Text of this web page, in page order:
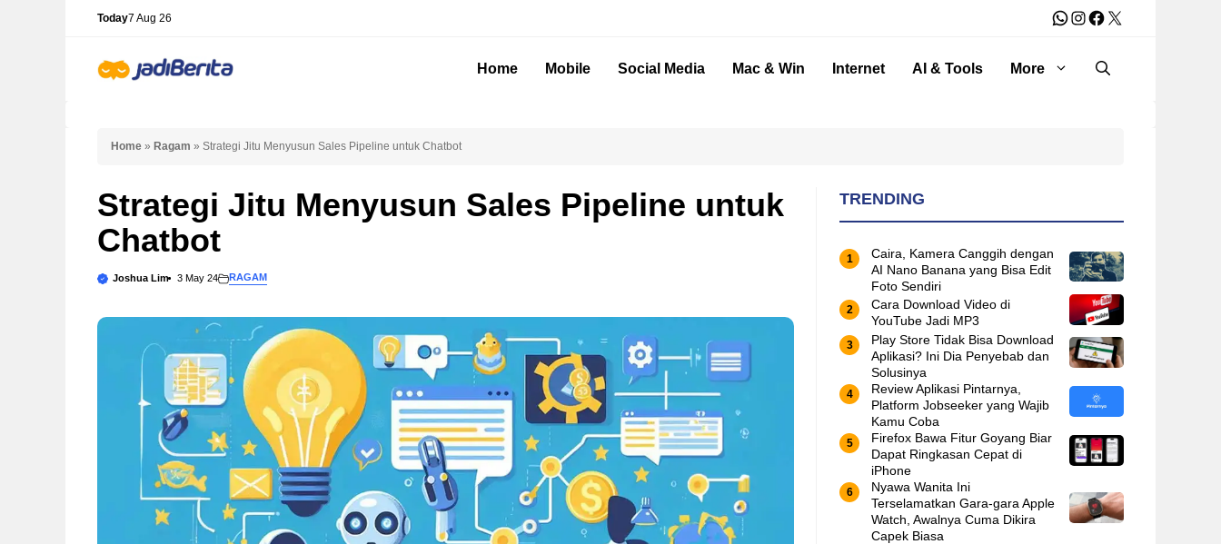
Today7 Aug 26 WhatsApp
Instagram
Facebook
X
Home Mobile Social Media Mac & Win Internet AI & Tools More
Home » Ragam » Strategi Jitu Menyusun Sales Pipeline untuk Chatbot
Strategi Jitu Menyusun Sales Pipeline untuk
Chatbot
Joshua Lim 3 May 24 RAGAM
TRENDING
Caira, Kamera Canggih dengan
AI Nano Banana yang Bisa Edit
Foto Sendiri
Cara Download Video di
YouTube Jadi MP3
Play Store Tidak Bisa Download
Aplikasi? Ini Dia Penyebab dan
Solusinya
Review Aplikasi Pintarnya,
Platform Jobseeker yang Wajib
Kamu Coba
Firefox Bawa Fitur Goyang Biar
Dapat Ringkasan Cepat di
iPhone
Nyawa Wanita Ini
Terselamatkan Gara-gara Apple
Watch, Awalnya Cuma Dikira
Capek Biasa